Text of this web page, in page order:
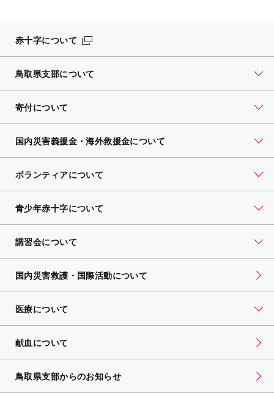
赤十字について
鳥取県支部について
寄付について
国内災害義援金・海外救援金について
ボランティアについて
青少年赤十字について
講習会について
国内災害救護・国際活動について
医療について
献血について
鳥取県支部からのお知らせ